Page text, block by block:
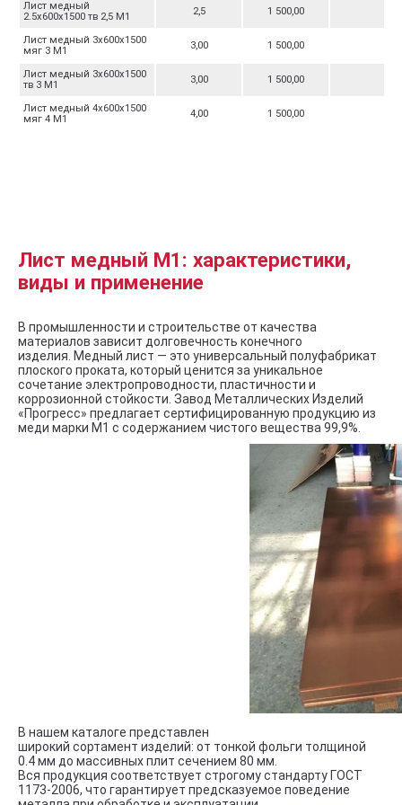
Лист медный
2.5х600х1500 тв 2,5 М1
2,5 1 500,00
Лист медный 3х600х1500
мяг 3 М1
3,00 1 500,00
Лист медный 3х600х1500
тв 3 М1
3,00 1 500,00
Лист медный 4х600х1500
мяг 4 М1
4,00 1 500,00
Лист медный М1: характеристики,
виды и применение
В промышленности и строительстве от качества
материалов зависит долговечность конечного
изделия. Медный лист — это универсальный полуфабрикат
плоского проката, который ценится за уникальное
сочетание электропроводности, пластичности и
коррозионной стойкости. Завод Металлических Изделий
«Прогресс» предлагает сертифицированную продукцию из
меди марки М1 с содержанием чистого вещества 99,9%.
В нашем каталоге представлен
широкий сортамент изделий: от тонкой фольги толщиной
0.4 мм до массивных плит сечением 80 мм.
Вся продукция соответствует строгому стандарту ГОСТ
1173-2006, что гарантирует предсказуемое поведение